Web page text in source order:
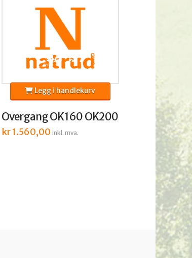
Overgang OK160 OK200
kr1.560,00 inkl. mva.
Legg i handlekurv